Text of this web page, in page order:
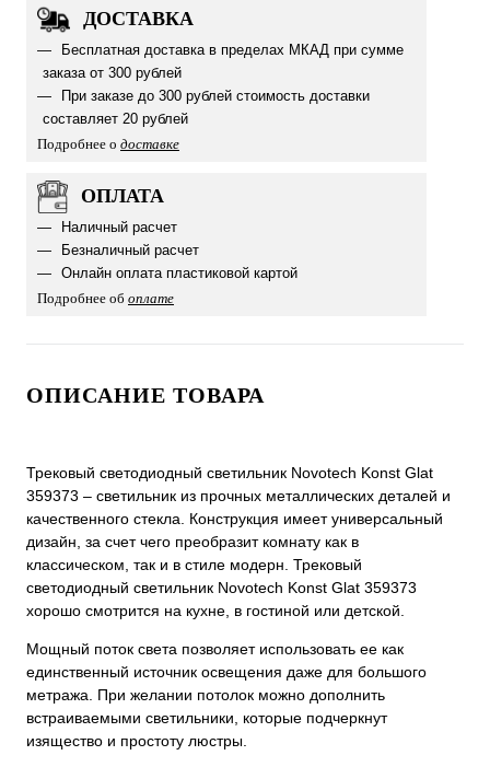
ДОСТАВКА
Бесплатная доставка в пределах МКАД при сумме
заказа от 300 рублей
При заказе до 300 рублей стоимость доставки
составляет 20 рублей
Подробнее о доставке
ОПЛАТА
Наличный расчет
Безналичный расчет
Онлайн оплата пластиковой картой
Подробнее об оплате
ОПИСАНИЕ ТОВАРА
Трековый светодиодный светильник Novotech Konst Glat
359373 – светильник из прочных металлических деталей и
качественного стекла. Конструкция имеет универсальный
дизайн, за счет чего преобразит комнату как в
классическом, так и в стиле модерн. Трековый
светодиодный светильник Novotech Konst Glat 359373
хорошо смотрится на кухне, в гостиной или детской.
Мощный поток света позволяет использовать ее как
единственный источник освещения даже для большого
метража. При желании потолок можно дополнить
встраиваемыми светильники, которые подчеркнут
изящество и простоту люстры.